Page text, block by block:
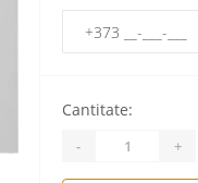
Cantitate:
- +